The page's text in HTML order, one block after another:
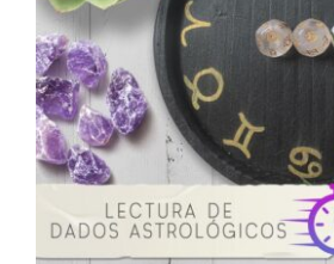
ACERCA
CONTACTO
Carrito